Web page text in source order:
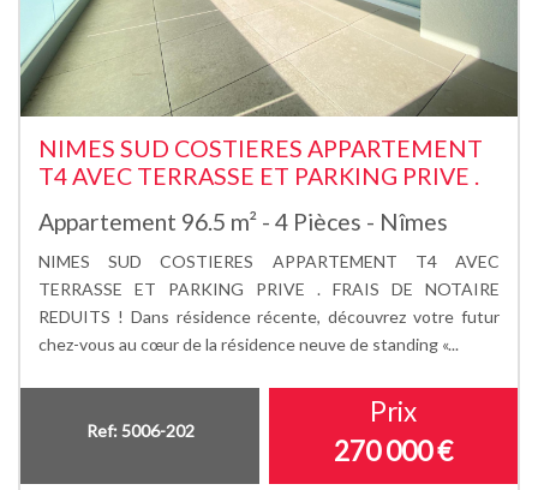
NIMES SUD COSTIERES APPARTEMENT
T4 AVEC TERRASSE ET PARKING PRIVE .
Appartement 96.5 m² - 4 Pièces - Nîmes
NIMES SUD COSTIERES APPARTEMENT T4 AVEC
TERRASSE ET PARKING PRIVE . FRAIS DE NOTAIRE
REDUITS ! Dans résidence récente, découvrez votre futur
chez-vous au cœur de la résidence neuve de standing «...
Ref: 5006-202
Prix
270 000€